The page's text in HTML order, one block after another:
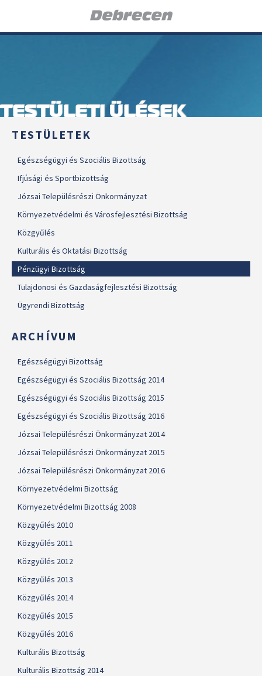
TESTÜLETI ÜLÉSEK
TESTÜLETEK
Egészségügyi és Szociális Bizottság
Ifjúsági és Sportbizottság
Józsai Településrészi Önkormányzat
Környezetvédelmi és Városfejlesztési Bizottság
Közgyűlés
Kulturális és Oktatási Bizottság
Pénzügyi Bizottság
Tulajdonosi és Gazdaságfejlesztési Bizottság
Ügyrendi Bizottság
ARCHÍVUM
Egészségügyi Bizottság
Egészségügyi és Szociális Bizottság 2014
Egészségügyi és Szociális Bizottság 2015
Egészségügyi és Szociális Bizottság 2016
Józsai Településrészi Önkormányzat 2014
Józsai Településrészi Önkormányzat 2015
Józsai Településrészi Önkormányzat 2016
Környezetvédelmi Bizottság
Környezetvédelmi Bizottság 2008
Közgyűlés 2010
Közgyűlés 2011
Közgyűlés 2012
Közgyűlés 2013
Közgyűlés 2014
Közgyűlés 2015
Közgyűlés 2016
Kulturális Bizottság
Kulturális Bizottság 2014